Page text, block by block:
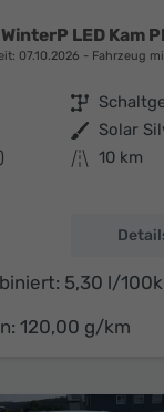
LED Kam
07.10.2026 Fahrzeug
Getriebe
Außenfarbe Solar
Kilometerstand 10 km
5,30 l/
120,00 g/km